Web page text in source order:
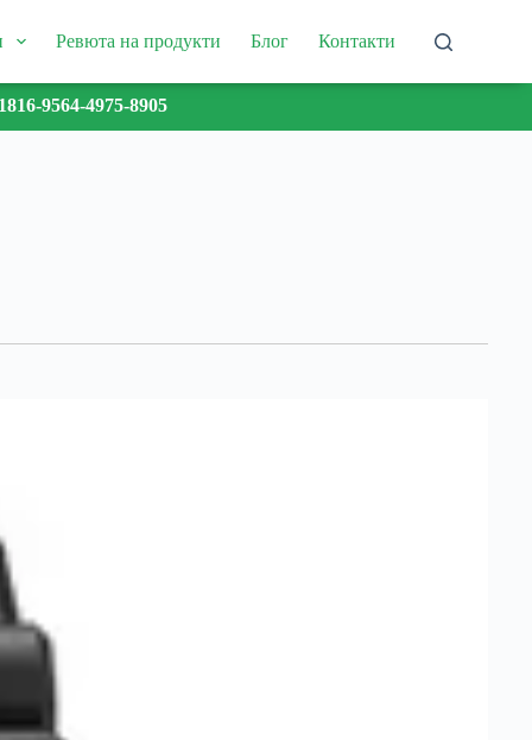
Ревюта на продукти Блог Контакти
1816-9564-4975-8905